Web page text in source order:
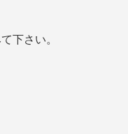
下さい。